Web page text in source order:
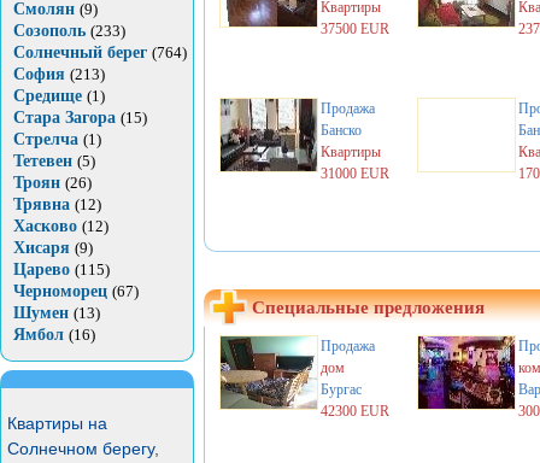
Смолян (9)
Созополь (233)
Солнечный берег (764)
София (213)
Средище (1)
Стара Загора (15)
Стрелча (1)
Тетевен (5)
Троян (26)
Трявна (12)
Хасково (12)
Хисаря (9)
Царево (115)
Черноморец (67)
Шумен (13)
Ямбол (16)
Квартиры на
Солнечном берегу,
Квартиры
37500 EUR
Продажа
Банско
Квартиры
31000 EUR
Специальные предложения
Продажа
дом
Бургас
42300 EUR